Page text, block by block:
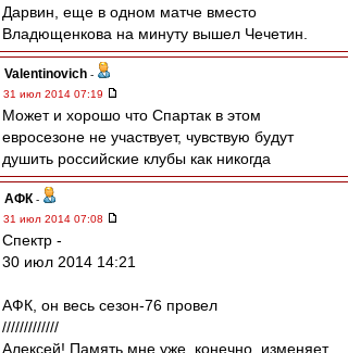
Дарвин, еще в одном матче вместо
Владющенкова на минуту вышел Чечетин.
Valentinovich -
31 июл 2014 07:19
Может и хорошо что Спартак в этом
евросезоне не участвует, чувствую будут
душить российские клубы как никогда
АФК -
31 июл 2014 07:08
Спектр -
30 июл 2014 14:21
АФК, он весь сезон-76 провел
/////////////
Алексей! Память мне уже, конечно, изменяет,